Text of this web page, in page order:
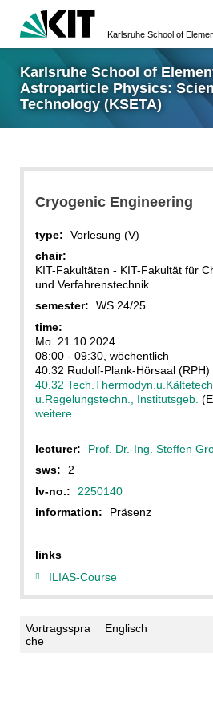
Karlsruhe School of
Astroparticle Physics:
Technology (KSETA)
Cryogenic Engineering
type:
Vorlesung (V)
chair:
KIT-Fakultäten - KIT-Fakultät für
und Verfahrenstechnik
semester:
WS 24/25
time:
Mo. 21.10.2024
08:00 - 09:30, wöchentlich
40.32 Rudolf-Plank-Hörsaal (RPH)
40.32
u.Regelungstechn., Institutsgeb.
weitere...
lecturer:
Prof. Dr.-Ing. Steffen
sws:
2
lv-no.:
2250140
information:
Präsenz
links
ILIAS-Course
Vortragsspra
che
Englisch